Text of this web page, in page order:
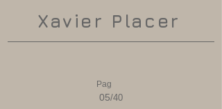
Xavier Placer
Pag
05/40